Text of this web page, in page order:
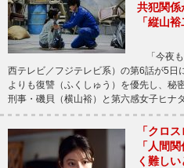
共犯関係
「縦山
「今夜も
西テレビ／フジテレビ系）の第6話が5
よりも復讐（ふくしゅう）を優先し、秘
刑事・磯貝（横山裕）と第六感女子ヒナ
「クロ
「人間
く難し